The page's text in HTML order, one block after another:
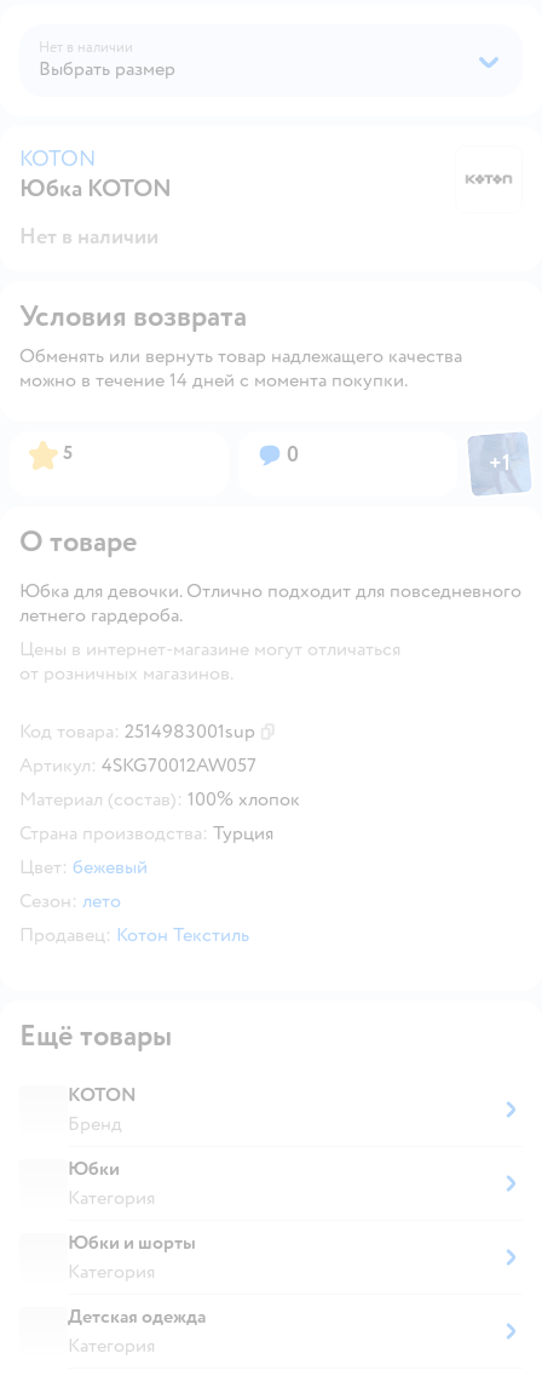
Нет в наличии
Выбрать размер
KOTON
Юбка KOTON
Нет в наличии
Условия возврата
Обменять или вернуть товар надлежащего качества
можно в течение 14 дней с момента покупки.
Рейтинг:
5 Вопросов:
0 Фото
+1
О товаре
Юбка для девочки. Отлично подходит для повседневного
летнего гардероба.
Цены в интернет-магазине могут отличаться
от розничных магазинов.
Код товара: 2514983001sup
Артикул: 4SKG70012AW057
Материал (состав): 100% хлопок
Страна производства: Турция
Цвет: бежевый
Сезон: лето
Продавец: Котон Текстиль
Ещё товары
KOTON
Бренд
Юбки
Категория
Юбки и шорты
Категория
Детская одежда
Категория